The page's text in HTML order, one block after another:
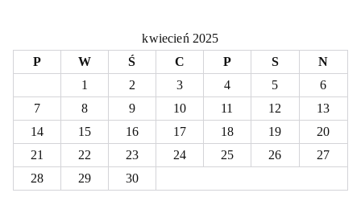
kwiecień 2025
P
W Ś C P S
N
1
2 3 4 5
6
7
8 9 10 11 12
13
14
15 16 17 18 19
20
21
22 23 24 25 26
27
28
29 30